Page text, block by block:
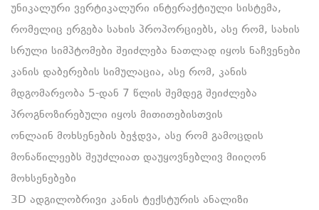
უნიკალური ვერტიკალური ინტერაქტიული სისტემა,
რომელიც ერგება სახის პროპორციებს, ასე რომ, სახის
სრული სიმპტომები შეიძლება ნათლად იყოს ნაჩვენები
კანის დაბერების სიმულაცია, ასე რომ, კანის
მდგომარეობა 5-დან 7 წლის შემდეგ შეიძლება
პროგნოზირებული იყოს მითითებისთვის
ონლაინ მოხსენების ბეჭდვა, ასე რომ გამოცდის
მონაწილეებს შეუძლიათ დაუყოვნებლივ მიიღონ
მოხსენებები
3D ადგილობრივი კანის ტექსტურის ანალიზი